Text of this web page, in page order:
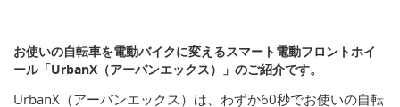
お使いの自転車を電動バイクに変えるスマート電動フロントホイ
ール「UrbanX（アーバンエックス）」のご紹介です。
UrbanX（アーバンエックス）は、わずか60秒でお使いの自転